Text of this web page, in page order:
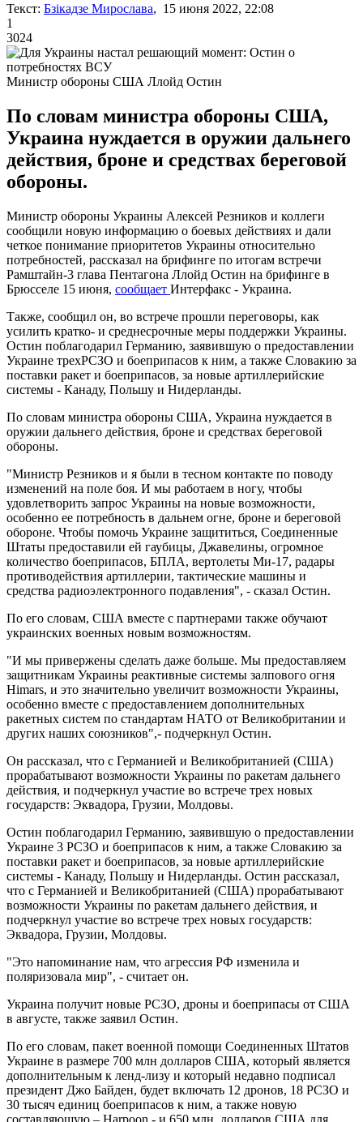
Текст: Бзікадзе Мирослава, 15 июня 2022, 22:08
1
3024
Министр обороны США Ллойд Остин
По словам министра обороны США,
Украина нуждается в оружии дальнего
действия, броне и средствах береговой
обороны.
Министр обороны Украины Алексей Резников и коллеги
сообщили новую информацию о боевых действиях и дали
четкое понимание приоритетов Украины относительно
потребностей, рассказал на брифинге по итогам встречи
Рамштайн-3 глава Пентагона Ллойд Остин на брифинге в
Брюсселе 15 июня, сообщает Интерфакс - Украина.
Также, сообщил он, во встрече прошли переговоры, как
усилить кратко- и среднесрочные меры поддержки Украины.
Остин поблагодарил Германию, заявившую о предоставлении
Украине трехРСЗО и боеприпасов к ним, а также Словакию за
поставки ракет и боеприпасов, за новые артиллерийские
системы - Канаду, Польшу и Нидерланды.
По словам министра обороны США, Украина нуждается в
оружии дальнего действия, броне и средствах береговой
обороны.
"Министр Резников и я были в тесном контакте по поводу
изменений на поле боя. И мы работаем в ногу, чтобы
удовлетворить запрос Украины на новые возможности,
особенно ее потребность в дальнем огне, броне и береговой
обороне. Чтобы помочь Украине защититься, Соединенные
Штаты предоставили ей гаубицы, Джавелины, огромное
количество боеприпасов, БПЛА, вертолеты Mи-17, радары
противодействия артиллерии, тактические машины и
средства радиоэлектронного подавления", - сказал Остин.
По его словам, США вместе с партнерами также обучают
украинских военных новым возможностям.
"И мы привержены сделать даже больше. Мы предоставляем
защитникам Украины реактивные системы залпового огня
Himars, и это значительно увеличит возможности Украины,
особенно вместе с предоставлением дополнительных
ракетных систем по стандартам НАТО от Великобритании и
других наших союзников",- подчеркнул Остин.
Он рассказал, что с Германией и Великобританией (США)
прорабатывают возможности Украины по ракетам дальнего
действия, и подчеркнул участие во встрече трех новых
государств: Эквадора, Грузии, Молдовы.
Остин поблагодарил Германию, заявившую о предоставлении
Украине 3 РСЗО и боеприпасов к ним, а также Словакию за
поставки ракет и боеприпасов, за новые артиллерийские
системы - Канаду, Польшу и Нидерланды. Остин рассказал,
что с Германией и Великобританией (США) прорабатывают
возможности Украины по ракетам дальнего действия, и
подчеркнул участие во встрече трех новых государств:
Эквадора, Грузии, Молдовы.
"Это напоминание нам, что агрессия РФ изменила и
поляризовала мир", - считает он.
Украина получит новые РСЗО, дроны и боеприпасы от США
в августе, также заявил Остин.
По его словам, пакет военной помощи Соединенных Штатов
Украине в размере 700 млн долларов США, который является
дополнительным к ленд-лизу и который недавно подписал
президент Джо Байден, будет включать 12 дронов, 18 РСЗО и
30 тысяч единиц боеприпасов к ним, а также новую
составляющую – Harpoon - и 650 млн. долларов США для